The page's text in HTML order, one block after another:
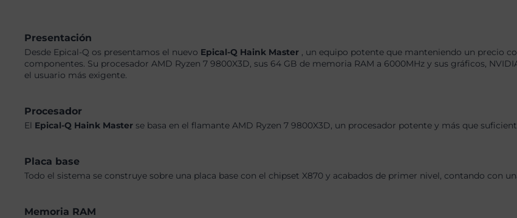
Presentación
Desde Epical-Q os presentamos el nuevo Epical-Q Haink Master , un equipo potente que manteniendo un precio
componentes. Su procesador AMD Ryzen 7 9800X3D, sus 64 GB de memoria RAM a 6000MHz y sus gráficos,
el usuario más exigente.
Procesador
El Epical-Q Haink Master se basa en el flamante AMD Ryzen 7 9800X3D, un procesador potente y más que
Placa base
Todo el sistema se construye sobre una placa base con el chipset X870 y acabados de primer nivel, contando con
Memoria RAM